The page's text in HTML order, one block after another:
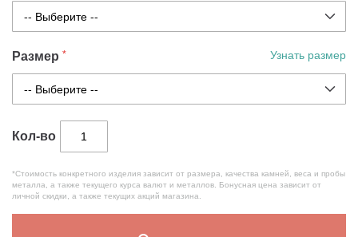
Размер Узнать размер
Кол-во
*Стоимость конкретного изделия зависит от размера, качества камней, веса и пробы
металла, а также текущего курса валют и металлов. Бонусная цена зависит от
личной скидки, а также текущих акций магазина.